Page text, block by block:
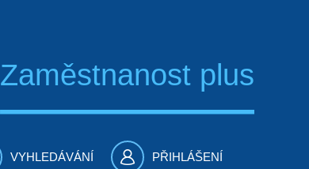
Zaměstnanost plus
VYHLEDÁVÁNÍ PŘIHLÁŠENÍ